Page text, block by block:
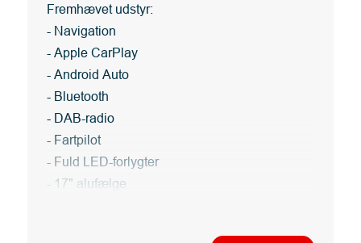
Fremhævet udstyr:
- Navigation
- Apple CarPlay
- Android Auto
- Bluetooth
- DAB-radio
- Fartpilot
- Fuld LED-forlygter
- 17" alufælge